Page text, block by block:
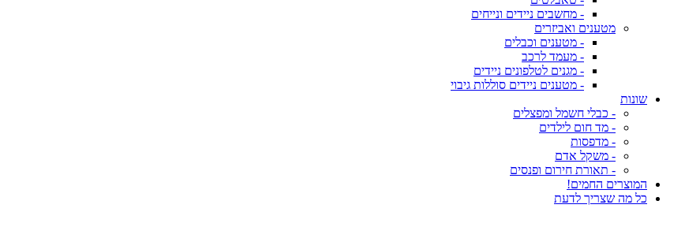
- מחשבים ניידים ונייחים
מטענים ואביזרים
- מטענים וכבלים
- מעמד לרכב
- מגנים לטלפונים ניידים
- מטענים ניידים סוללות גיבוי
שונות
- כבלי חשמל ומפצלים
- מד חום לילדים
- מדפסות
- משקל אדם
- תאורת חירום ופנסים
המוצרים החמים!
כל מה שצריך לדעת